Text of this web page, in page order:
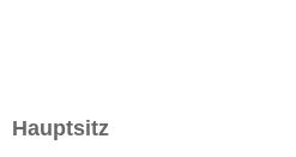
Hauptsitz